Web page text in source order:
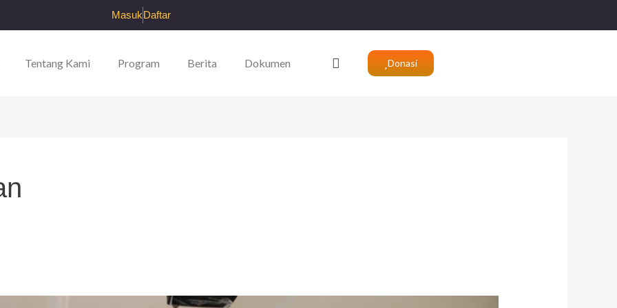
MasukDaftar
Tentang Kami Program Berita Dokumen SearchDonasi